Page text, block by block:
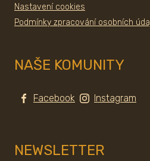
Nastavení cookies
Podmínky zpracování osobních
NAŠE KOMUNITY
Facebook Instagram
NEWSLETTER